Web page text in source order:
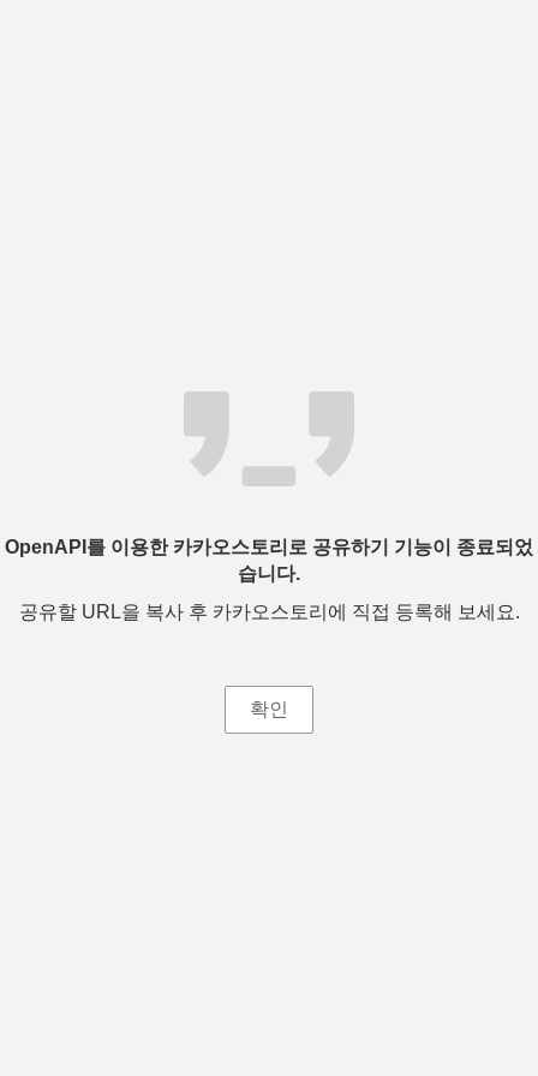
OpenAPI를 이용한 카카오스토리로 공유하기 기능이 종료되었
습니다.
공유할 URL을 복사 후 카카오스토리에 직접 등록해 보세요.
확인